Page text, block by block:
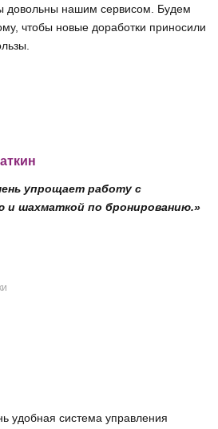
довольны нашим сервисом. Будем
чтобы новые доработки приносили
упрощает работу с
и шахматкой по бронированию.»
удобная система управления